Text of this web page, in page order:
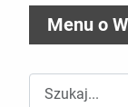
Menu o